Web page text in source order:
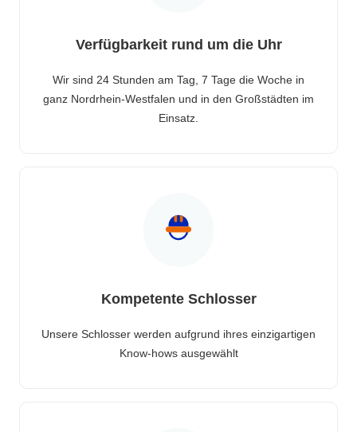
Verfügbarkeit rund um die Uhr
Wir sind 24 Stunden am Tag, 7 Tage die Woche in
ganz Nordrhein-Westfalen und in den Großstädten im
Einsatz.
Kompetente Schlosser
Unsere Schlosser werden aufgrund ihres einzigartigen
Know-hows ausgewählt